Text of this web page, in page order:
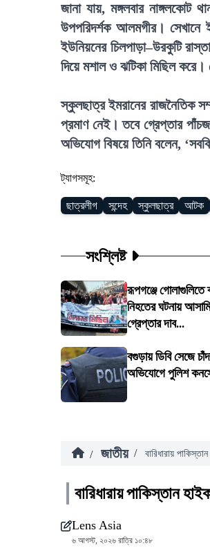
জানা যায়, মঙ্গলবার
উপপরিদর্শক আলমগীর। সেখানে
ইউনিয়নের চিলপাড়া–উরকুটি
দিয়ে মশাল ও ঝটিকা মিছিল
স্কুলছাত্র ইমরানের রাজনৈতিক
প্রমাণ নেই। তবে গ্রেপ্তার
অভিযোগ বিষয়ে তিনি বলেন,
ট্যাগসমূহ:
ছাত্রলীগ সন্দেহ স্কুলছাত্র আটক
সংশ্লিষ্ট
রূপগঞ্জে গোলাগুলিতে
নিহতের ঘটনায়
গ্রেপ্তার দাব...
বগুড়ায় ডিবি সেজে
অভিযোগে পুলিশ
/ জাতীয় / বারিধারায়
বারিধারায় পাকিস্তান
Lens Asia
৬ আগস্ট, ২০২৬ রাত্রি ১০:৪৮